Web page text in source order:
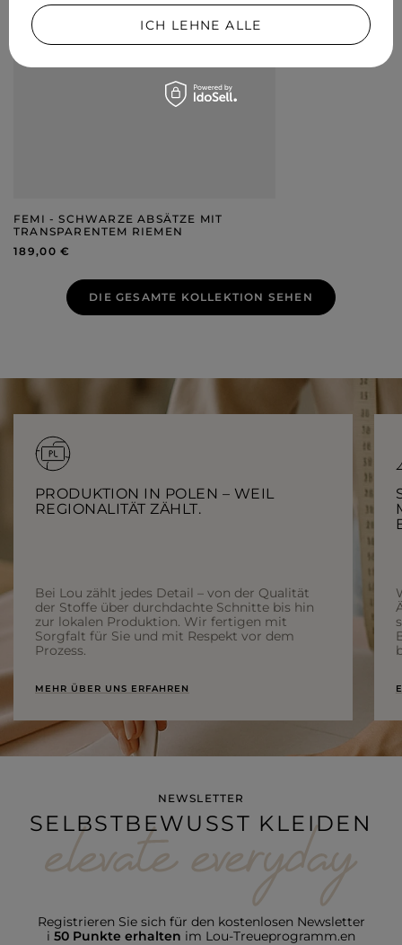
FEMI - SCHWARZE ABSÄTZE MIT
TRANSPARENTEM RIEMEN
189,00 €
DIE GESAMTE KOLLEKTION SEHEN
PRODUKTION IN POLEN – WEIL
REGIONALITÄT ZÄHLT.
Bei Lou zählt jedes Detail – von der Qualität
der Stoffe über durchdachte Schnitte bis hin
zur lokalen Produktion. Wir fertigen mit
Sorgfalt für Sie und mit Respekt vor dem
Prozess.
MEHR ÜBER UNS ERFAHREN
NEWSLETTER
SELBSTBEWUSST KLEIDEN
Registrieren Sie sich für den kostenlosen Newsletter
i 50 Punkte erhalten im Lou-Treueprogramm.en
ICH LEHNE ALLE